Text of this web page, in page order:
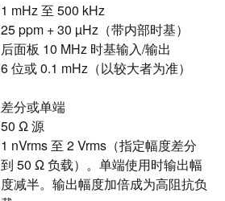
1 mHz 至 500 kHz
25 ppm + 30 µHz（带内部时基）
后面板 10 MHz 时基输入/输出
6 位或 0.1 mHz（以较大者为准）
差分或单端
50 Ω 源
1 nVrms 至 2 Vrms（指定幅度差分
到 50 Ω 负载）。 单端使用时输出幅
度减半。 输出幅度加倍成为高阻抗负